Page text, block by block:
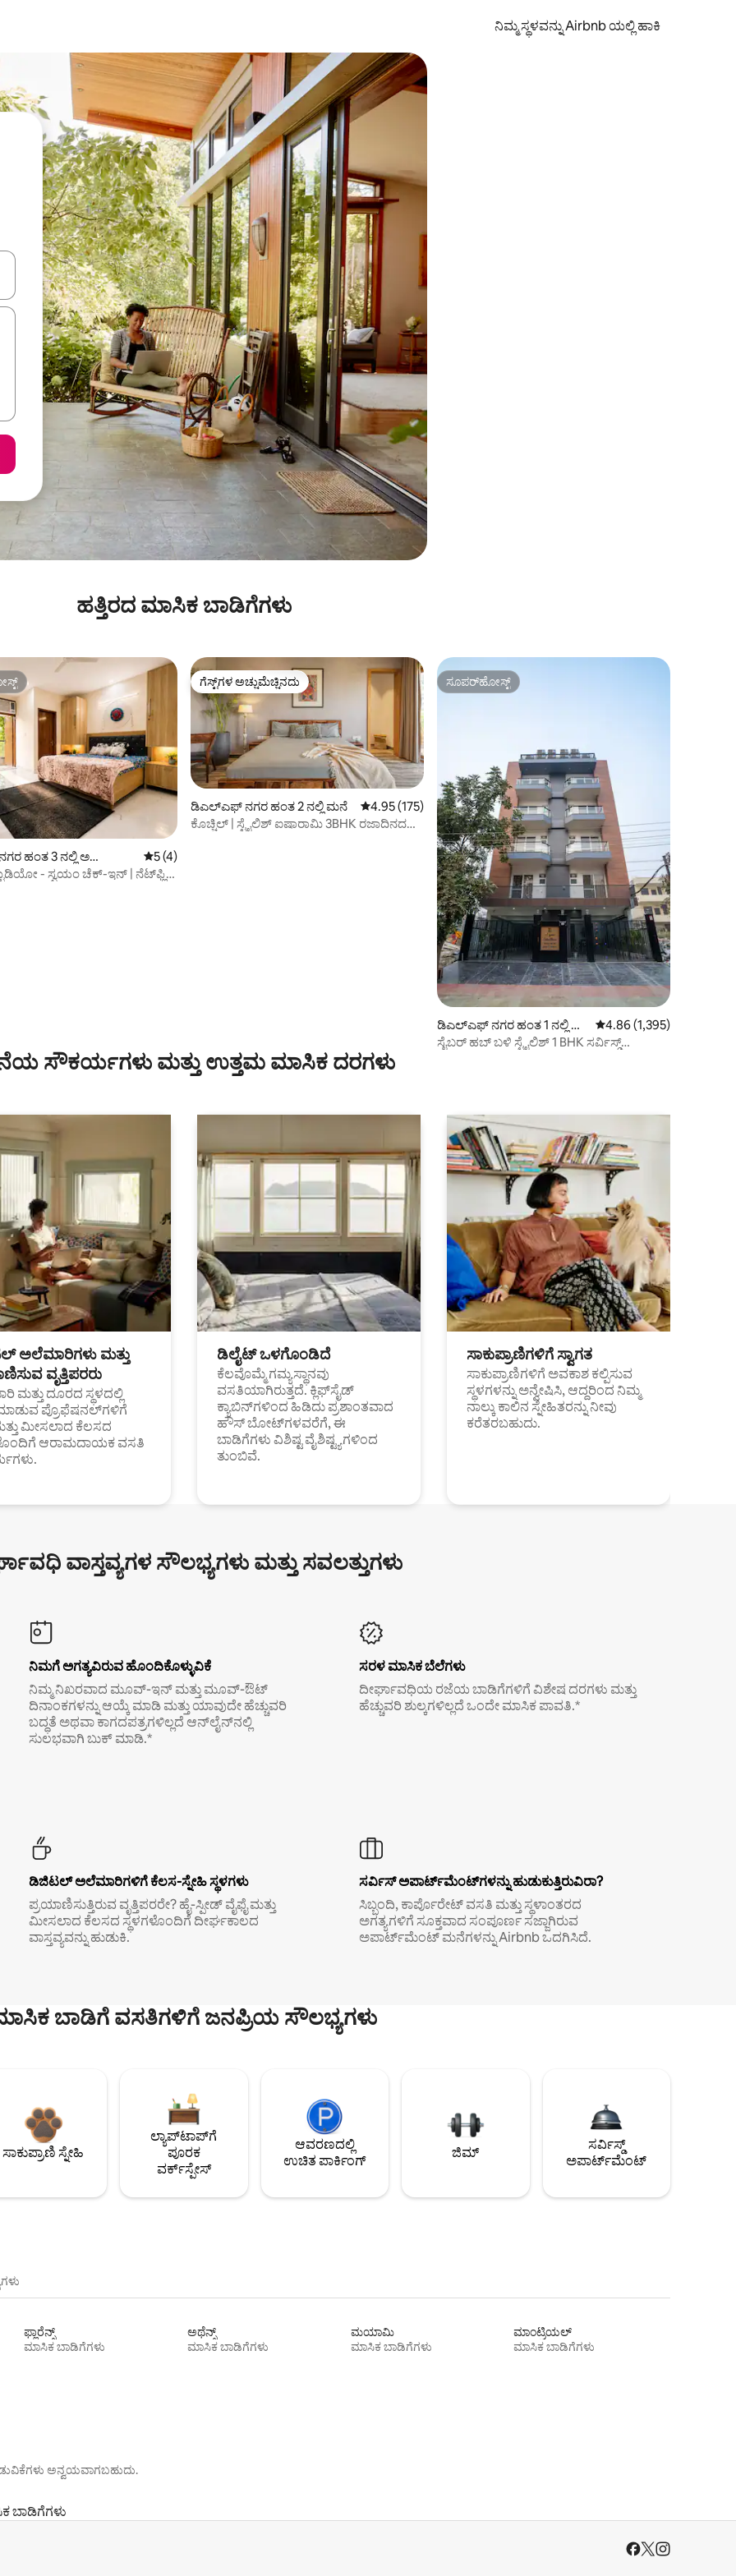
ನಿಮ್ಮ ಸ್ಥಳವನ್ನು Airbnb ಯಲ್ಲಿ ಹಾಕಿ
ನ್ಯಾವಿಗೇಟ್ ಮಾಡಿ ಅಥವಾ ಸ್ಪರ್ಶ ಅಥವಾ ಸ್ವೈಪ್ ಗೆಸ್ಚರ್‌ಗಳ ಮೂಲಕ ಅನ್ವೇಷಿಸಿ.
ಹತ್ತಿರದ ಮಾಸಿಕ ಬಾಡಿಗೆಗಳು
45 ವಿಮರ್ಶೆಗಳು
ಹಂತ 3 ನಲ್ಲಿ ಅ
5 ರಲ್ಲಿ 5 ಸರಾಸರಿ ರೇಟಿಂಗ್, 4 ವಿಮರ್ಶೆಗಳು
5 (4)
- ಸ್ವಯಂ ಚೆಕ್-ಇನ್ | ನೆಟ್‌ಫ್ಲಿಕ್ಸ್
ಗೆಸ್ಟ್‌ಗಳ ಅಚ್ಚುಮೆಚ್ಚಿನದು
ಗೆಸ್ಟ್‌ಗಳ ಅಚ್ಚುಮೆಚ್ಚಿನದು
ಡಿಎಲ್‌ಎಫ್ ನಗರ ಹಂತ 2 ನಲ್ಲಿ ಮನೆ 5 ರಲ್ಲಿ 4.95 ಸರಾಸರಿ ರೇಟಿಂಗ್, 175 ವಿಮರ್ಶೆಗಳು
4.95 (175)
ಕೊಚ್ಚಿಲ್ | ಸ್ಟೈಲಿಶ್ ಐಷಾರಾಮಿ 3BHK ರಜಾದಿನದ
ಸೂಪರ್‌ಹೋಸ್ಟ್
ಸೂಪರ್‌ಹೋಸ್ಟ್
ಡಿಎಲ್‌ಎಫ್ ನಗರ ಹಂತ 1 ನಲ್ಲಿ ಅ
ಪಾರ್ಟ್‌ಮಂಟ್
5 ರಲ್ಲಿ 4.86 ಸರಾಸರಿ
4.86 (1,395)
ಸೈಬರ್ ಹಬ್ ಬಳಿ ಸ್ಟೈಲಿಶ್ 1 BHK ಸರ್ವಿಸ್ಡ್
ಸೌಕರ್ಯಗಳು ಮತ್ತು ಉತ್ತಮ ಮಾಸಿಕ ದರಗಳು
ಅಲೆಮಾರಿಗಳು ಮತ್ತು
ವೃತ್ತಿಪರರು
ಮತ್ತು ದೂರದ ಸ್ಥಳದಲ್ಲಿ
ಪ್ರೊಫೆಷನಲ್‌ಗಳಿಗೆ
ಮೀಸಲಾದ ಕೆಲಸದ
ಆರಾಮದಾಯಕ ವಸತಿ
ಡಿಲೈಟ್ ಒಳಗೊಂಡಿದೆ
ಕೆಲವೊಮ್ಮೆ ಗಮ್ಯಸ್ಥಾನವು
ವಸತಿಯಾಗಿರುತ್ತದೆ. ಕ್ಲಿಫ್‌ಸೈಡ್
ಕ್ಯಾಬಿನ್‌ಗಳಿಂದ ಹಿಡಿದು ಪ್ರಶಾಂತವಾದ
ಹೌಸ್ ಬೋಟ್‌ಗಳವರೆಗೆ, ಈ
ಬಾಡಿಗೆಗಳು ವಿಶಿಷ್ಟ ವೈಶಿಷ್ಟ್ಯಗಳಿಂದ
ತುಂಬಿವೆ.
ಸಾಕುಪ್ರಾಣಿಗಳಿಗೆ ಸ್ವಾಗತ
ಸಾಕುಪ್ರಾಣಿಗಳಿಗೆ ಅವಕಾಶ ಕಲ್ಪಿಸುವ
ಸ್ಥಳಗಳನ್ನು ಅನ್ವೇಷಿಸಿ, ಆದ್ದರಿಂದ ನಿಮ್ಮ
ನಾಲ್ಕು ಕಾಲಿನ ಸ್ನೇಹಿತರನ್ನು ನೀವು
ಕರೆತರಬಹುದು.
ವಾಸ್ತವ್ಯಗಳ ಸೌಲಭ್ಯಗಳು ಮತ್ತು ಸವಲತ್ತುಗಳು
ನಿಮಗೆ ಅಗತ್ಯವಿರುವ ಹೊಂದಿಕೊಳ್ಳುವಿಕೆ
ನಿಮ್ಮ ನಿಖರವಾದ ಮೂವ್-ಇನ್ ಮತ್ತು ಮೂವ್-ಔಟ್
ದಿನಾಂಕಗಳನ್ನು ಆಯ್ಕೆ ಮಾಡಿ ಮತ್ತು ಯಾವುದೇ ಹೆಚ್ಚುವರಿ
ಬದ್ಧತೆ ಅಥವಾ ಕಾಗದಪತ್ರಗಳಿಲ್ಲದೆ ಆನ್‌ಲೈನ್‌ನಲ್ಲಿ
ಸುಲಭವಾಗಿ ಬುಕ್ ಮಾಡಿ.*
ಸರಳ ಮಾಸಿಕ ಬೆಲೆಗಳು
ದೀರ್ಘಾವಧಿಯ ರಜೆಯ ಬಾಡಿಗೆಗಳಿಗೆ ವಿಶೇಷ ದರಗಳು ಮತ್ತು
ಹೆಚ್ಚುವರಿ ಶುಲ್ಕಗಳಿಲ್ಲದೆ ಒಂದೇ ಮಾಸಿಕ ಪಾವತಿ.*
ಡಿಜಿಟಲ್ ಅಲೆಮಾರಿಗಳಿಗೆ ಕೆಲಸ-ಸ್ನೇಹಿ ಸ್ಥಳಗಳು
ಪ್ರಯಾಣಿಸುತ್ತಿರುವ ವೃತ್ತಿಪರರೇ? ಹೈ-ಸ್ಪೀಡ್ ವೈಫೈ ಮತ್ತು
ಮೀಸಲಾದ ಕೆಲಸದ ಸ್ಥಳಗಳೊಂದಿಗೆ ದೀರ್ಘಕಾಲದ
ವಾಸ್ತವ್ಯವನ್ನು ಹುಡುಕಿ.
ಸರ್ವಿಸ್ ಅಪಾರ್ಟ್‌ಮೆಂಟ್‌ಗಳನ್ನು ಹುಡುಕುತ್ತಿರುವಿರಾ?
ಸಿಬ್ಬಂದಿ, ಕಾರ್ಪೊರೇಟ್ ವಸತಿ ಮತ್ತು ಸ್ಥಳಾಂತರದ
ಅಗತ್ಯಗಳಿಗೆ ಸೂಕ್ತವಾದ ಸಂಪೂರ್ಣ ಸಜ್ಜಾಗಿರುವ
ಅಪಾರ್ಟ್‌ಮೆಂಟ್ ಮನೆಗಳನ್ನು Airbnb ಒದಗಿಸಿದೆ.
ಬಾಡಿಗೆ ವಸತಿಗಳಿಗೆ ಜನಪ್ರಿಯ ಸೌಲಭ್ಯಗಳು
ಸಾಕುಪ್ರಾಣಿ ಸ್ನೇಹಿ
ಲ್ಯಾಪ್‌ಟಾಪ್‌ಗೆ
ಪೂರಕ
ವರ್ಕ್‌ಸ್ಪೇಸ್
ಆವರಣದಲ್ಲಿ
ಉಚಿತ ಪಾರ್ಕಿಂಗ್
ಜಿಮ್
ಸರ್ವಿಸ್ಡ್
ಅಪಾರ್ಟ್‌ಮೆಂಟ್
ಫ್ಲಾರೆನ್ಸ್
ಮಾಸಿಕ ಬಾಡಿಗೆಗಳು
ಅಥೆನ್ಸ್
ಮಾಸಿಕ ಬಾಡಿಗೆಗಳು
ಮಯಾಮಿ
ಮಾಸಿಕ ಬಾಡಿಗೆಗಳು
ಮಾಂಟ್ರಿಯಲ್
ಮಾಸಿಕ ಬಾಡಿಗೆಗಳು
ಅನ್ವಯವಾಗಬಹುದು.
ಬಾಡಿಗೆಗಳು